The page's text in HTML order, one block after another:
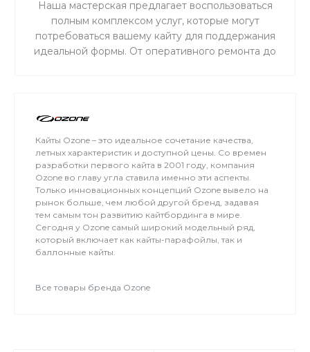
Наша мастерская предлагает воспользоваться
полным комплексом услуг, которые могут
потребоваться вашему кайту для поддержания
идеальной формы. От оперативного ремонта до
Кайты Ozone – это идеальное сочетание качества,
летных характеристик и доступной цены. Со времен
разработки первого кайта в 2001 году, компания
Ozone во главу угла ставила именно эти аспекты.
Только инновационных концепций Ozone вывело на
рынок больше, чем любой другой бренд, задавая
тем самым тон развитию кайтбординга в мире.
Сегодня у Ozone самый широкий модельный ряд,
который включает как кайты-парафойлы, так и
баллонные кайты.
Все товары бренда Ozone